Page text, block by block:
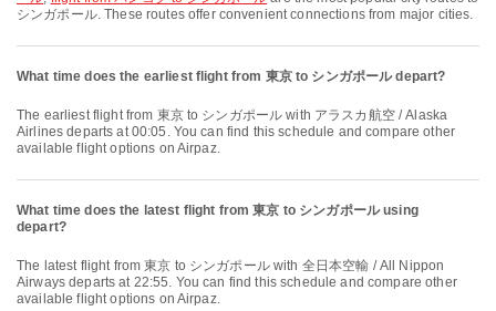
シンガポール. These routes offer convenient connections from major cities.
What time does the earliest flight from 東京 to シンガポール depart?
The earliest flight from 東京 to シンガポール with アラスカ航空 / Alaska
Airlines departs at 00:05. You can find this schedule and compare other
available flight options on Airpaz.
What time does the latest flight from 東京 to シンガポール using
depart?
The latest flight from 東京 to シンガポール with 全日本空輸 / All Nippon
Airways departs at 22:55. You can find this schedule and compare other
available flight options on Airpaz.